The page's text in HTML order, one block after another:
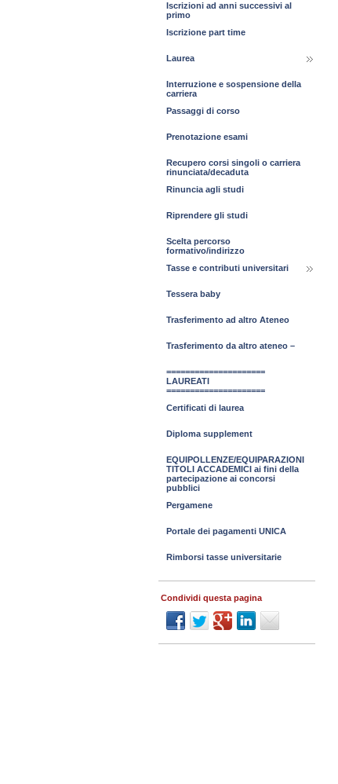
Iscrizioni ad anni successivi al
primo
Iscrizione part time
Laurea
Interruzione e sospensione della
carriera
Passaggi di corso
Prenotazione esami
Recupero corsi singoli o carriera
rinunciata/decaduta
Rinuncia agli studi
Riprendere gli studi
Scelta percorso
formativo/indirizzo
Tasse e contributi universitari
Tessera baby
Trasferimento ad altro Ateneo
Trasferimento da altro ateneo –
=====================
LAUREATI
=====================
Certificati di laurea
Diploma supplement
EQUIPOLLENZE/EQUIPARAZIONI
TITOLI ACCADEMICI ai fini della
partecipazione ai concorsi
pubblici
Pergamene
Portale dei pagamenti UNICA
Rimborsi tasse universitarie
Condividi questa pagina